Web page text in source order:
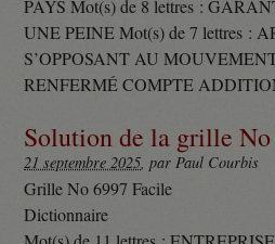
PAYS Mot(s) de 8 lettres :
UNE PEINE Mot(s) de 7 lettres :
S’OPPOSANT AU
RENFERMÉ COMPTE
Solution de la grille No
21 septembre 2025, par Paul Courbis
Grille No 6997 Facile
Dictionnaire